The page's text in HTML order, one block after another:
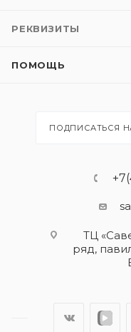
РЕКВИЗИТЫ
ПОМОЩЬ
ПОДПИСАТЬСЯ
ТЦ
ряд,